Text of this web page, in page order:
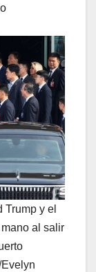
y el
al salir